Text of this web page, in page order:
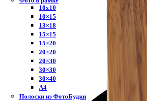
10х10
10×15
13×18
15×15
15×20
20×20
20×30
30×30
30×40
A4
Полоски из ФотоБудки